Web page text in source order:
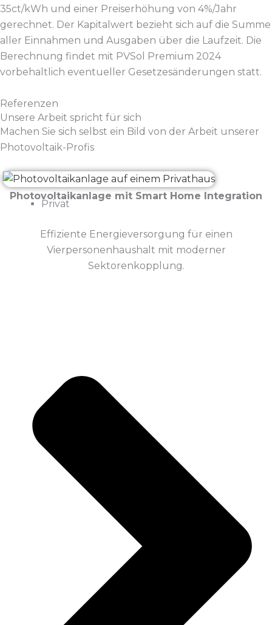
35ct/kWh und einer Preiserhöhung von 4%/Jahr
gerechnet. Der Kapitalwert bezieht sich auf die Summe
aller Einnahmen und Ausgaben über die Laufzeit. Die
Berechnung findet mit PVSol Premium 2024
vorbehaltlich eventueller Gesetzesänderungen statt.
Referenzen
Unsere Arbeit spricht für sich
Machen Sie sich selbst ein Bild von der Arbeit unserer
Photovoltaik-Profis
Photovoltaikanlage mit Smart Home Integration
Privat
Effiziente Energieversorgung für einen
Vierpersonenhaushalt mit moderner
Sektorenkopplung.